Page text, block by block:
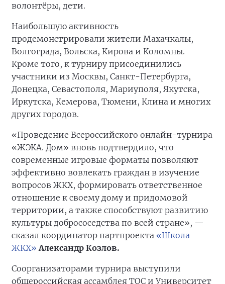
волонтёры, дети.
Наибольшую активность
продемонстрировали жители Махачкалы,
Волгограда, Вольска, Кирова и Коломны.
Кроме того, к турниру присоединились
участники из Москвы, Санкт-Петербурга,
Донецка, Севастополя, Мариуполя, Якутска,
Иркутска, Кемерова, Тюмени, Клина и многих
других городов.
«Проведение Всероссийского онлайн-турнира
«ЖЭКА. Дом» вновь подтвердило, что
современные игровые форматы позволяют
эффективно вовлекать граждан в изучение
вопросов ЖКХ, формировать ответственное
отношение к своему дому и придомовой
территории, а также способствуют развитию
культуры добрососедства по всей стране», —
сказал координатор партпроекта «Школа
ЖКХ» Александр Козлов.
Соорганизаторами турнира выступили
общероссийская ассамблея ТОС и Университет